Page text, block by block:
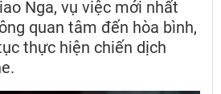
Nga, vụ việc mới nhất
quan tâm đến hòa bình,
thực hiện chiến dịch